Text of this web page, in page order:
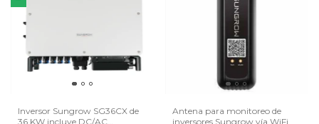
Inversor Sungrow SG36CX de
36 KW incluye DC/AC
Antena para monitoreo de
inversores Sungrow vía WiFi